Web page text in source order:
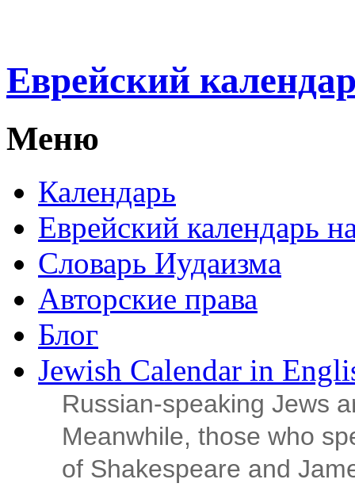
Еврейский
Меню
Календарь
Еврейский календарь
Словарь Иудаизма
Авторские права
Блог
Jewish Calendar in
Russian‑speaking Jews
Meanwhile, those who
of Shakespeare and